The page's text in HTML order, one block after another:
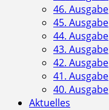
46. Ausgabe
45. Ausgabe
44. Ausgabe
43. Ausgabe
42. Ausgabe
41. Ausgabe
40. Ausgabe
Aktuelles